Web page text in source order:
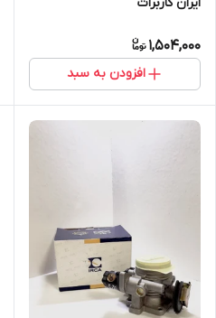
1,504,000
افزودن به سبد